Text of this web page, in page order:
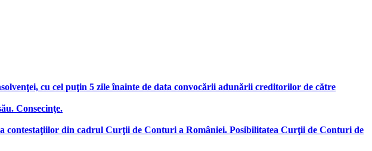
cu cel puţin 5 zile înainte de data convocării adunării creditorilor de către
Consecinţe.
contestaţiilor din cadrul Curţii de Conturi a României. Posibilitatea Curţii de Conturi de